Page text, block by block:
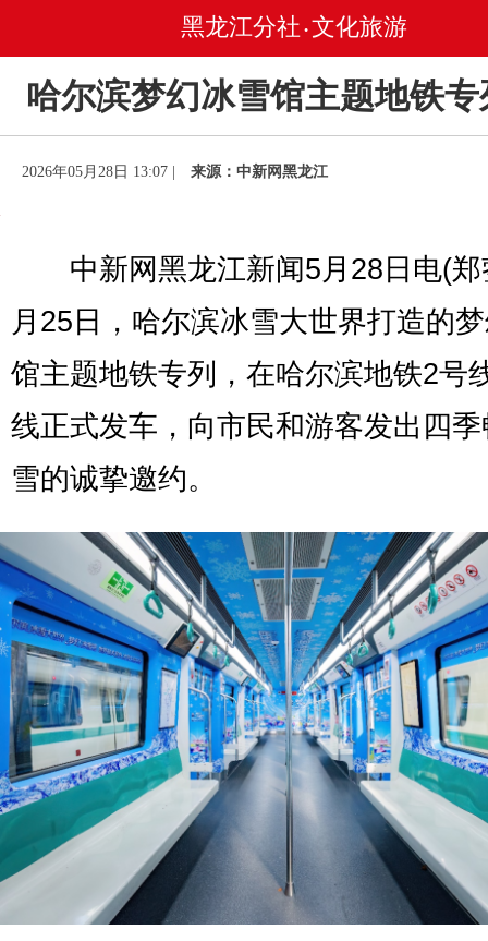
黑龙江分社 • 文化旅游
哈尔滨梦幻冰雪馆主题地铁
2026年05月28日 13:07 | 来源：中新网黑龙江
中新网黑龙江新闻5月28日电(郑
月25日，哈尔滨冰雪大世界打造的
馆主题地铁专列，在哈尔滨地铁2号
线正式发车，向市民和游客发出四
雪的诚挚邀约。